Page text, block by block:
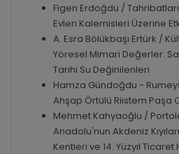
Figen Erdoğdu /
Evleri Kalemisleri Üzerine
A. Esra Bölükbaşı Ertürk /
Yöresel Mimari Değerler:
Tarihi Su Değinilenleri
Hamza Gündoğdu -
Ahşap Örtülü Riistem Paşa
Mehmet Kahyaoğlu /
Anadolu'nun Akdeniz
Kentleri ve 14. Yüzyıl